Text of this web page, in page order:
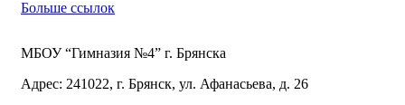
Больше ссылок
МБОУ “Гимназия №4” г. Брянска
Адрес: 241022, г. Брянск, ул. Афанасьева, д. 26